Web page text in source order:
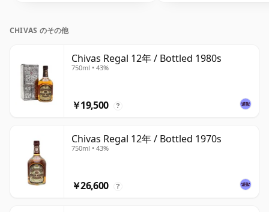
CHIVAS のその他
Chivas Regal 12年 / Bottled 1980s
750ml • 43%
￥19,500 ?
Chivas Regal 12年 / Bottled 1970s
750ml • 43%
￥26,600 ?